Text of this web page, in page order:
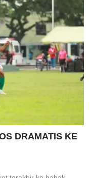
DRAMATIS KE